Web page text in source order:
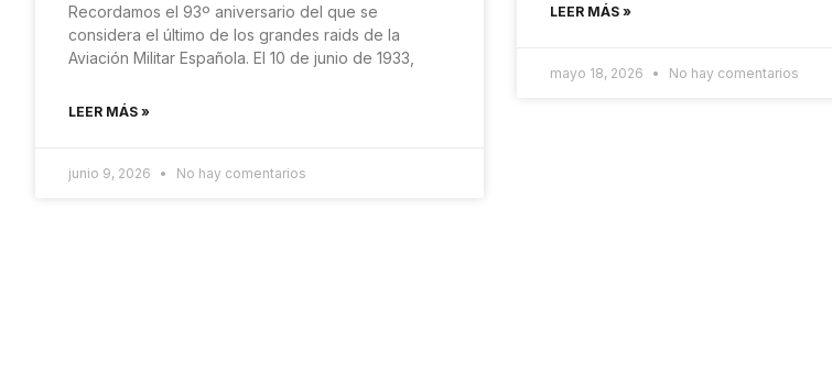
Recordamos el 93º aniversario del que se
considera el último de los grandes raids de la
Aviación Militar Española. El 10 de junio de 1933,
LEER MÁS »
junio 9, 2026 No hay comentarios
LEER MÁS »
mayo 18, 2026 No hay comentarios